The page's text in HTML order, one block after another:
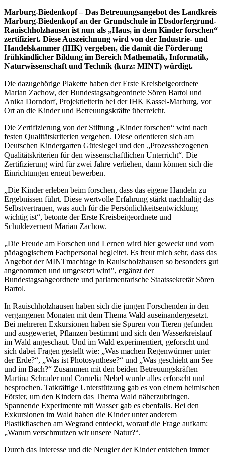
Marburg-Biedenkopf – Das Betreuungsangebot des Landkreis
Marburg-Biedenkopf an der Grundschule in Ebsdorfergrund-
Rauischholzhausen ist nun als „Haus, in dem Kinder forschen“
zertifiziert. Diese Auszeichnung wird von der Industrie- und
Handelskammer (IHK) vergeben, die damit die Förderung
frühkindlicher Bildung im Bereich Mathematik, Informatik,
Naturwissenschaft und Technik (kurz: MINT) würdigt.
Die dazugehörige Plakette haben der Erste Kreisbeigeordnete
Marian Zachow, der Bundestagsabgeordnete Sören Bartol und
Anika Dorndorf, Projektleiterin bei der IHK Kassel-Marburg, vor
Ort an die Kinder und Betreuungskräfte überreicht.
Die Zertifizierung von der Stiftung „Kinder forschen“ wird nach
festen Qualitätskriterien vergeben. Diese orientieren sich am
Deutschen Kindergarten Gütesiegel und den „Prozessbezogenen
Qualitätskriterien für den wissenschaftlichen Unterricht“. Die
Zertifizierung wird für zwei Jahre verliehen, dann können sich die
Einrichtungen erneut bewerben.
„Die Kinder erleben beim forschen, dass das eigene Handeln zu
Ergebnissen führt. Diese wertvolle Erfahrung stärkt nachhaltig das
Selbstvertrauen, was auch für die Persönlichkeitsentwicklung
wichtig ist“, betonte der Erste Kreisbeigeordnete und
Schuldezernent Marian Zachow.
„Die Freude am Forschen und Lernen wird hier geweckt und vom
pädagogischem Fachpersonal begleitet. Es freut mich sehr, dass das
Angebot der MINTmachtage in Rauischolzhausen so besonders gut
angenommen und umgesetzt wird", ergänzt der
Bundestagsabgeordnete und parlamentarische Staatssekretär Sören
Bartol.
In Rauischholzhausen haben sich die jungen Forschenden in den
vergangenen Monaten mit dem Thema Wald auseinandergesetzt.
Bei mehreren Exkursionen haben sie Spuren von Tieren gefunden
und ausgewertet, Pflanzen bestimmt und sich den Wasserkreislauf
im Wald angeschaut. Und im Wald experimentiert, geforscht und
sich dabei Fragen gestellt wie: „Was machen Regenwürmer unter
der Erde?“, „Was ist Photosynthese?“ und „Was geschieht am See
und im Bach?“ Zusammen mit den beiden Betreuungskräften
Martina Schrader und Cornelia Nebel wurde alles erforscht und
besprochen. Tatkräftige Unterstützung gab es von einem heimischen
Förster, um den Kindern das Thema Wald näherzubringen.
Spannende Experimente mit Wasser gab es ebenfalls. Bei den
Exkursionen im Wald haben die Kinder unter anderem
Plastikflaschen am Wegrand entdeckt, worauf die Frage aufkam:
„Warum verschmutzen wir unsere Natur?“.
Durch das Interesse und die Neugier der Kinder entstehen immer